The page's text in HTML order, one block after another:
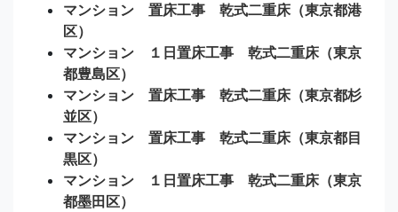
マンション 置床工事 乾式二重床（東京都港
区）
マンション １日置床工事 乾式二重床（東京
都豊島区）
マンション 置床工事 乾式二重床（東京都杉
並区）
マンション 置床工事 乾式二重床（東京都目
黒区）
マンション １日置床工事 乾式二重床（東京
都墨田区）